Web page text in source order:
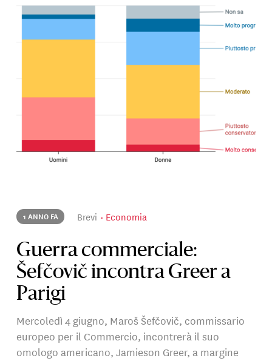
1 ANNO FA Brevi Economia
Guerra commerciale:
Šefčovič incontra Greer a
Parigi
Mercoledì 4 giugno, Maroš Šefčovič, commissario
europeo per il Commercio, incontrerà il suo
omologo americano, Jamieson Greer, a margine